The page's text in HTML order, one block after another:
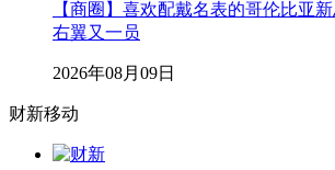
【商圈】喜欢配戴名表的哥伦比亚
右翼又一员
2026年08月09日
财新移动